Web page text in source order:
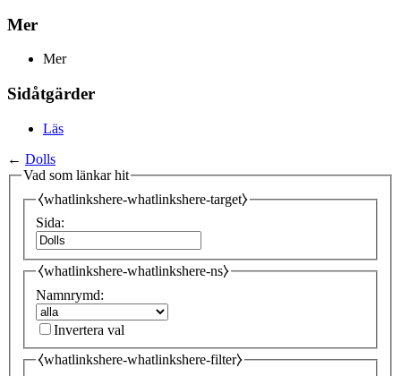
Mer
Mer
Sidåtgärder
Läs
← Dolls
Vad som länkar hit
⧼whatlinkshere-whatlinkshere-target⧽
Sida:
⧼whatlinkshere-whatlinkshere-ns⧽
Namnrymd:
Invertera val
⧼whatlinkshere-whatlinkshere-filter⧽